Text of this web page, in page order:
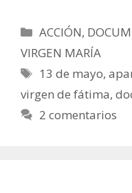
Categorías
ACCIÓN,
VIRGEN MARÍA
Etiquetas
13 de mayo,
virgen de fátima,
2 comentarios